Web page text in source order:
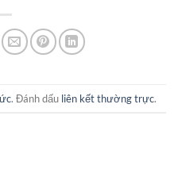
. Đánh dấu liên kết thường trực.